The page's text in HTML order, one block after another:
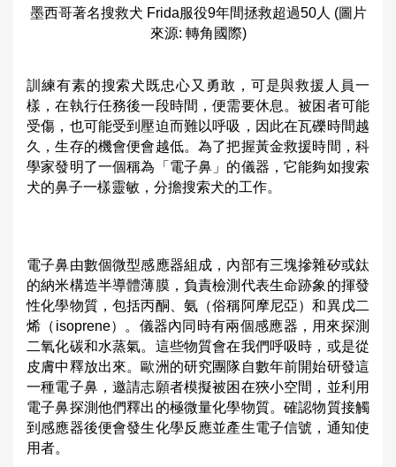
墨西哥著名搜救犬 Frida服役9年間拯救超過50人 (圖片
來源: 轉角國際)
訓練有素的搜索犬既忠心又勇敢，可是與救援人員一
樣，在執行任務後一段時間，便需要休息。被困者可能
受傷，也可能受到壓迫而難以呼吸，因此在瓦礫時間越
久，生存的機會便會越低。為了把握黃金救援時間，科
學家發明了一個稱為「電子鼻」的儀器，它能夠如搜索
犬的鼻子一樣靈敏，分擔搜索犬的工作。
電子鼻由數個微型感應器組成，內部有三塊摻雜矽或鈦
的納米構造半導體薄膜，負責檢測代表生命跡象的揮發
性化學物質，包括丙酮、氨（俗稱阿摩尼亞）和異戊二
烯（isoprene）。儀器內同時有兩個感應器，用來探測
二氧化碳和水蒸氣。這些物質會在我們呼吸時，或是從
皮膚中釋放出來。歐洲的研究團隊自數年前開始研發這
一種電子鼻，邀請志願者模擬被困在狹小空間，並利用
電子鼻探測他們釋出的極微量化學物質。確認物質接觸
到感應器後便會發生化學反應並產生電子信號，通知使
用者。